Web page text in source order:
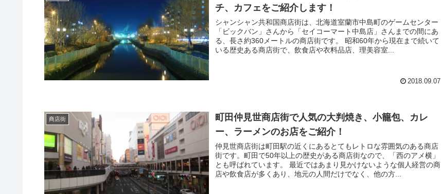
チ、カフェをご紹介します！
シャンシャン共和国商店街は、北海道室蘭市中島町のゲームセンター
「ビックバン」さんから「セイコーマート中島店」さんまでの間にあ
る、長さ約360メートルの商店街です。 昭和60年から現在まで続いて
いる歴史ある商店街で、飲食店や衣料品店、理美容室...
2018.09.07
商店街
町田仲見世商店街で人気の大判焼き、小籠包、カレ
ー、ラーメンのお店をご紹介！
仲見世商店街は町田駅の近くにあるとてもレトロな雰囲気のある商店
街です。町田で50年以上の歴史がある商店街なので、「西のアメ横」
とも呼ばれています。 最近ではあまり見かけないような個人経営の商
店や飲食店が多くあり、地元の人間だけでなく、他の方...